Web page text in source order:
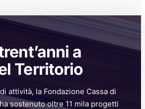
a
Territorio
attività, la Fondazione Cassa di
sostenuto oltre 11 mila progetti